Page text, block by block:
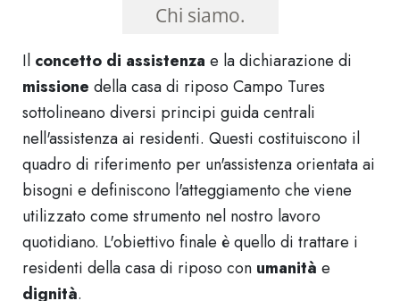
Chi siamo.
Il concetto di assistenza e la dichiarazione di
missione della casa di riposo Campo Tures
sottolineano diversi principi guida centrali
nell'assistenza ai residenti. Questi costituiscono il
quadro di riferimento per un'assistenza orientata ai
bisogni e definiscono l'atteggiamento che viene
utilizzato come strumento nel nostro lavoro
quotidiano. L'obiettivo finale è quello di trattare i
residenti della casa di riposo con umanità e
dignità.